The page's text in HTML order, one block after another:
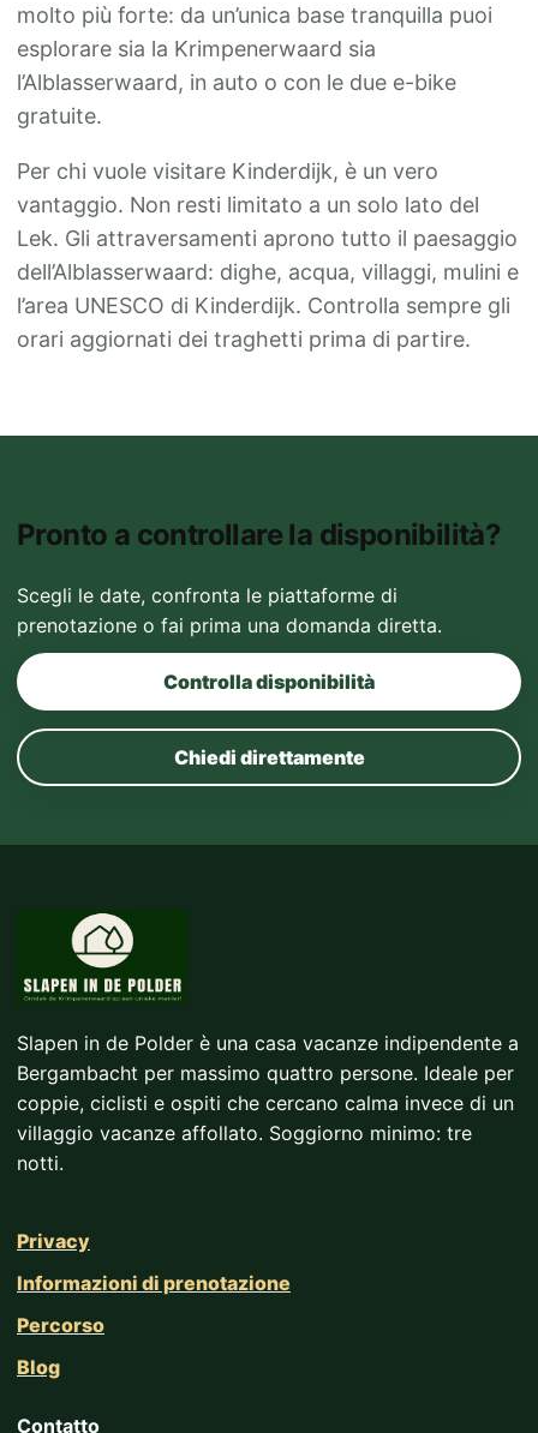
molto più forte: da un’unica base tranquilla puoi
esplorare sia la Krimpenerwaard sia
l’Alblasserwaard, in auto o con le due e-bike
gratuite.
Per chi vuole visitare Kinderdijk, è un vero
vantaggio. Non resti limitato a un solo lato del
Lek. Gli attraversamenti aprono tutto il paesaggio
dell’Alblasserwaard: dighe, acqua, villaggi, mulini e
l’area UNESCO di Kinderdijk. Controlla sempre gli
orari aggiornati dei traghetti prima di partire.
Pronto a controllare la disponibilità?
Scegli le date, confronta le piattaforme di
prenotazione o fai prima una domanda diretta.
Controlla disponibilità
Chiedi direttamente
Slapen in de Polder è una casa vacanze indipendente a
Bergambacht per massimo quattro persone. Ideale per
coppie, ciclisti e ospiti che cercano calma invece di un
villaggio vacanze affollato. Soggiorno minimo: tre
notti.
Privacy
Informazioni di prenotazione
Percorso
Blog
Contatto